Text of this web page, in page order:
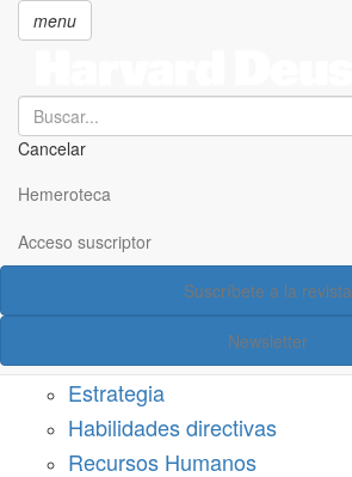
principal
menu
Search
Cancelar
Hemeroteca
Acceso suscriptor
Suscríbete a la revista
Newsletter
Acceso suscriptor
Estrategia
Habilidades directivas
Recursos Humanos